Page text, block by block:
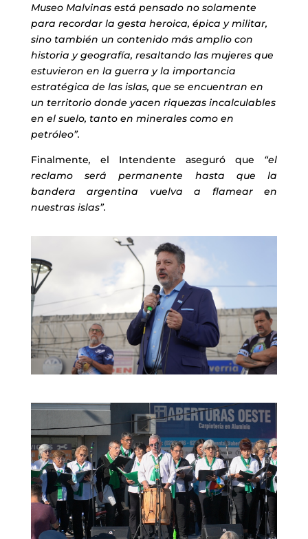
Museo Malvinas está pensado no solamente
para recordar la gesta heroica, épica y militar,
sino también un contenido más amplio con
historia y geografía, resaltando las mujeres que
estuvieron en la guerra y la importancia
estratégica de las islas, que se encuentran en
un territorio donde yacen riquezas incalculables
en el suelo, tanto en minerales como en
petróleo”.
Finalmente, el Intendente aseguró que “el
reclamo será permanente hasta que la
bandera argentina vuelva a flamear en
nuestras islas”.